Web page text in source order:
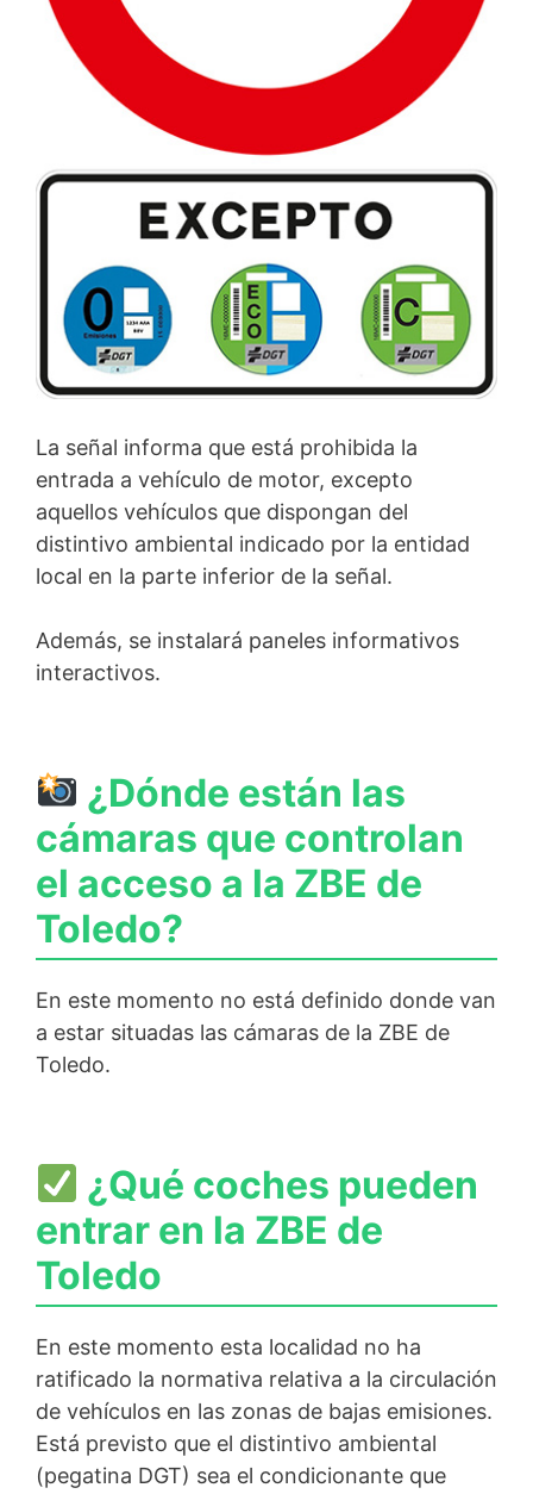
La señal informa que está prohibida la
entrada a vehículo de motor, excepto
aquellos vehículos que dispongan del
distintivo ambiental indicado por la entidad
local en la parte inferior de la señal.
Además, se instalará paneles informativos
interactivos.
¿Dónde están las
cámaras que controlan
el acceso a la ZBE de
Toledo?
En este momento no está definido donde van
a estar situadas las cámaras de la ZBE de
Toledo.
¿Qué coches pueden
entrar en la ZBE de
Toledo
En este momento esta localidad no ha
ratificado la normativa relativa a la circulación
de vehículos en las zonas de bajas emisiones.
Está previsto que el distintivo ambiental
(pegatina DGT) sea el condicionante que